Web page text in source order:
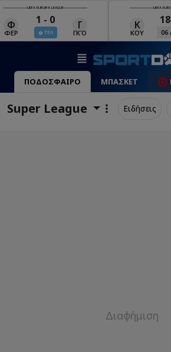
UEFA EUROPA LEAGUE
Κ 18:00
06 Αυγ ΟΥΝ
UEFA EUROPA
ΓΙΑ 06
ΠΟΔΟΣΦΑΙΡΟ ΜΠΑΣΚΕΤ
Super League Ειδήσεις